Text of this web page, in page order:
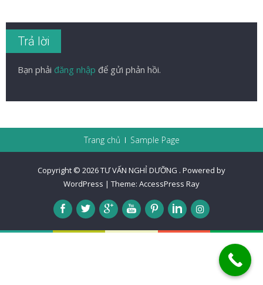
Trả lời
Bạn phải đăng nhập để gửi phản hồi.
Trang chủ Sample Page
Copyright © 2026TƯ VẤN NGHỈ DƯỠNG . Powered by
WordPress | Theme: AccessPress Ray